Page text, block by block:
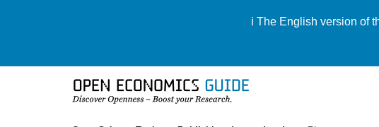
ℹ️ The English version of